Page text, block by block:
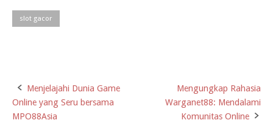
slot gacor
Post
navigation
Menjelajahi Dunia Game
Online yang Seru bersama
MPO88Asia
Mengungkap Rahasia
Warganet88: Mendalami
Komunitas Online